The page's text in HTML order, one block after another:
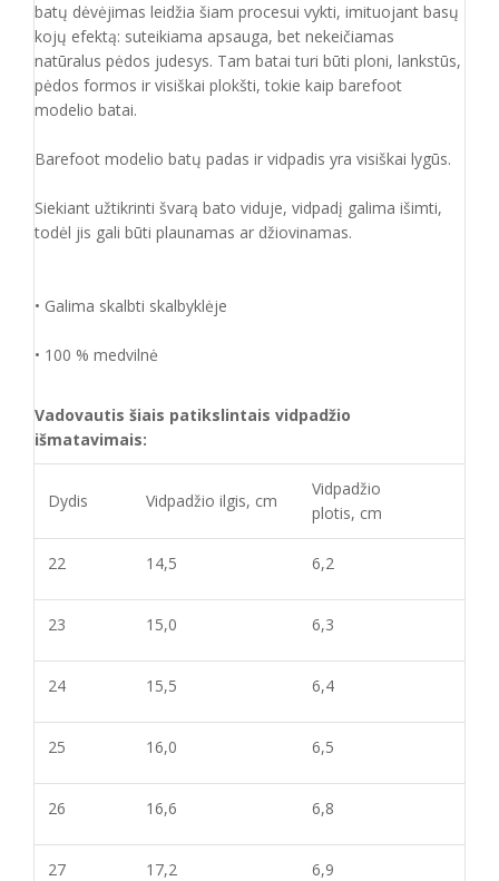
batų dėvėjimas leidžia šiam procesui vykti, imituojant basų
kojų efektą: suteikiama apsauga, bet nekeičiamas
natūralus pėdos judesys. Tam batai turi būti ploni, lankstūs,
pėdos formos ir visiškai plokšti, tokie kaip barefoot
modelio batai.
Barefoot modelio batų padas ir vidpadis yra visiškai lygūs.
Siekiant užtikrinti švarą bato viduje, vidpadį galima išimti,
todėl jis gali būti plaunamas ar džiovinamas.
• Galima skalbti skalbyklėje
• 100 % medvilnė
Vadovautis šiais patikslintais vidpadžio
išmatavimais:
Dydis Vidpadžio ilgis, cm
Vidpadžio
plotis, cm
22 14,5 6,2
23 15,0 6,3
24 15,5 6,4
25 16,0 6,5
26 16,6 6,8
27 17,2 6,9